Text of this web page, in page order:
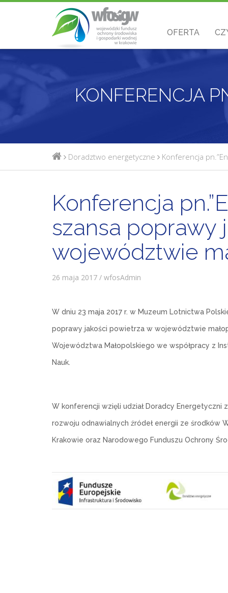
OFERTA
Doradztwo energetyczne Konferencja
Konferencja
szansa poprawy
województwie
26 maja 2017 / wfosAdmin
W dniu 23 maja 2017 r. w Muzeum Lotnictwa
poprawy jakości powietrza w województwie
Województwa Małopolskiego we współpracy z
Nauk.
W konferencji wzięli udział Doradcy Energetyczni
rozwoju odnawialnych źródeł energii ze środków
Krakowie oraz Narodowego Funduszu Ochrony